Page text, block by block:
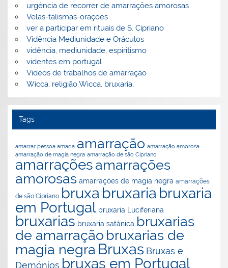
urgência de recorrer de amarrações amorosas
Velas-talismãs-orações
ver a participar em rituais de S. Cipriano
Vidência Mediunidade e Oráculos
vidência, mediunidade, espiritismo
videntes em portugal
Videos de trabalhos de amarração
Wicca, religião Wicca, bruxaria,
Tags
amarrar pessoa amada amarração amarração amorosa
amarração de magia negra amarração de são Cipriano
amarraçõesamarrações
amorosas amarrações de magia negra amarrações
de são Cipriano bruxa bruxaria bruxaria
em Portugal bruxaria Luciferiana
bruxarias bruxaria satânica bruxarias
de amarração bruxarias de
magia negra Bruxas Bruxas e
Demónios bruxas em Portugal